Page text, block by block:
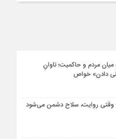
مردم و حاکمیت؛ تاوانِ
دادن» خواص
وقتی روایت، سلاح دشمن می‌شود